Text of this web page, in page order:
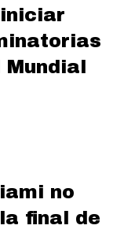
no
final de